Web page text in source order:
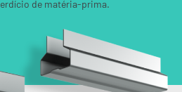
de matéria-prima.